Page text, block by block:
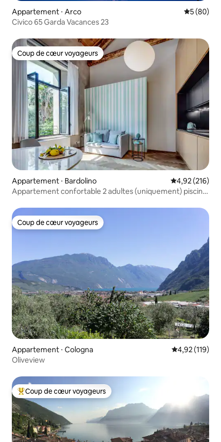
Appartement ⋅ Arco
5 (80)
Civico 65 Garda Vacances 23
Coup de cœur voyageurs
Coup de cœur voyageurs
Appartement ⋅ Bardolino Évaluation
4,92 (216)
Appartement confortable 2 adultes (uniquement) piscine
Coup de cœur voyageurs
Coup de cœur voyageurs
Appartement ⋅ Cologna Évaluation
4,92 (119)
Oliveview
Coups de cœur voyageurs les plus appréciés
Coup de cœur voyageurs